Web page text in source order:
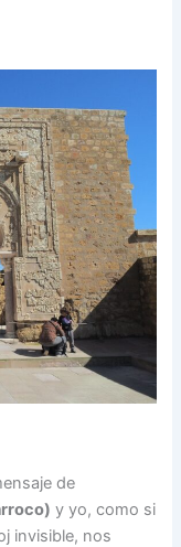
de
y yo, como si
invisible, nos